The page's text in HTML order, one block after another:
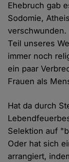
Ehebruch gab
Sodomie,
verschwunden.
Teil unseres
immer noch
ein paar
Frauen als
Hat da durch
Selektion auf
Oder hat sich
arrangiert,